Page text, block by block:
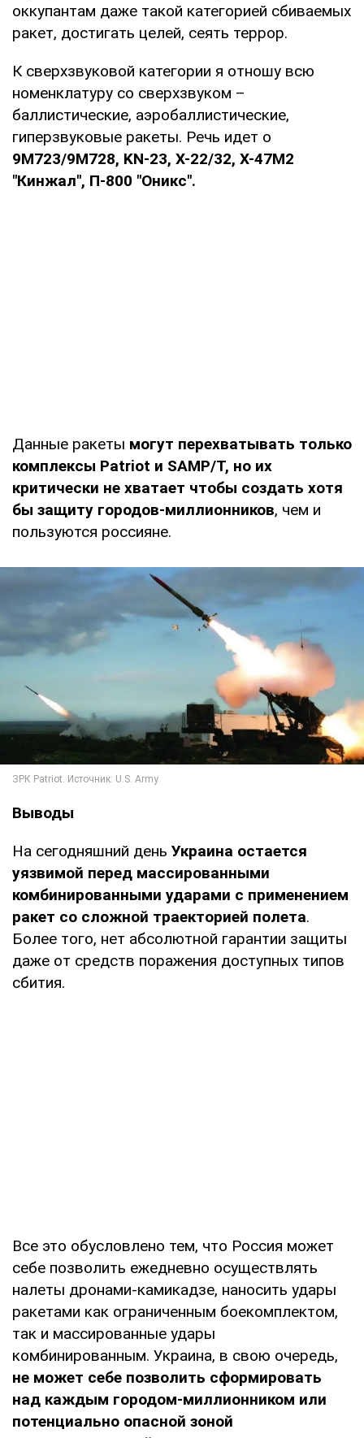
оккупантам даже такой категорией сбиваемых
ракет, достигать целей, сеять террор.
К сверхзвуковой категории я отношу всю
номенклатуру со сверхзвуком –
баллистические, аэробаллистические,
гиперзвуковые ракеты. Речь идет о
9М723/9М728, KN-23, Х-22/32, Х-47М2
"Кинжал", П-800 "Оникс".
Данные ракеты могут перехватывать только
комплексы Patriot и SAMP/T, но их
критически не хватает чтобы создать хотя
бы защиту городов-миллионников, чем и
пользуются россияне.
Выводы
На сегодняшний день Украина остается
уязвимой перед массированными
комбинированными ударами с применением
ракет со сложной траекторией полета.
Более того, нет абсолютной гарантии защиты
даже от средств поражения доступных типов
сбития.
Все это обусловлено тем, что Россия может
себе позволить ежедневно осуществлять
налеты дронами-камикадзе, наносить удары
ракетами как ограниченным боекомплектом,
так и массированные удары
комбинированным. Украина, в свою очередь,
не может себе позволить сформировать
над каждым городом-миллионником или
потенциально опасной зоной